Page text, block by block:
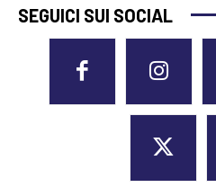
SEGUICI SUI SOCIAL